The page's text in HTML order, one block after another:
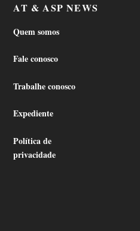
AT & ASP NEWS
Quem somos
Fale conosco
Trabalhe conosco
Expediente
Política de
privacidade